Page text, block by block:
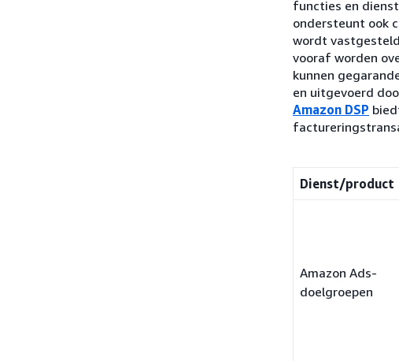
functies en
ondersteunt ook
wordt
vooraf worden
kunnen
en uitgevoerd
Amazon DSP
Dienst/product
Amazon Ads-
doelgroepen